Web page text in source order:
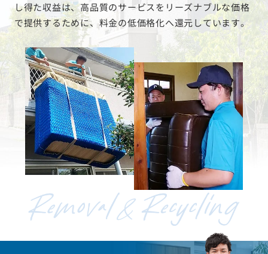
し得た収益は、高品質のサービスをリーズナブルな価格
で提供するために、料金の低価格化へ還元しています。